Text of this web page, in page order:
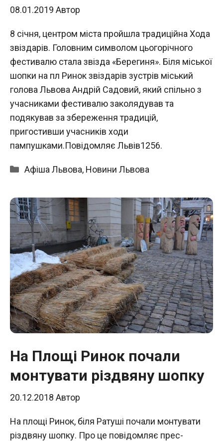
08.01.2019 Автор
8 січня, центром міста пройшла традиційна Хода
звіздарів. Головним символом цьогорічного
фестивалю стала звізда «Берегиня». Біля міської
шопки на пл Ринок звіздарів зустрів міський
голова Львова Андрій Садовий, який спільно з
учасниками фестивалю заколядував та
подякував за збереження традицій,
пригостивши учасників ходи
пампушками.Повідомляє Львів1256.
Категорії
Афіша Львова, Новини Львова
На Площі Ринок почали
монтувати різдвяну шопку
20.12.2018 Автор
На площі Ринок, біля Ратуші почали монтувати
різдвяну шопку. Про це повідомляє прес-